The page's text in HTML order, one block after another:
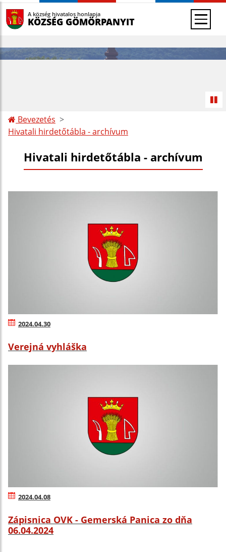
A község hivatalos honlapja
KÖZSÉG GÖMÖRPANYIT
Bevezetés
Hivatali hirdetőtábla - archívum
Hivatali hirdetőtábla - archívum
2024.04.30
Verejná vyhláška
2024.04.08
Zápisnica OVK - Gemerská Panica zo dňa
06.04.2024